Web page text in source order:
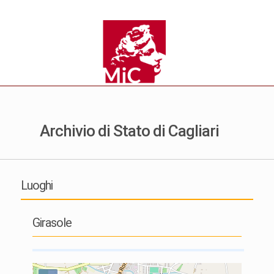
Archivio di Stato di Cagliari
Luoghi
Girasole